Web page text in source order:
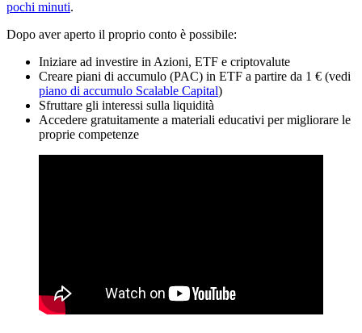
pochi minuti.
Dopo aver aperto il proprio conto è possibile:
Iniziare ad investire in Azioni, ETF e criptovalute
Creare piani di accumulo (PAC) in ETF a partire da 1 € (vedi
piano di accumulo Scalable Capital)
Sfruttare gli interessi sulla liquidità
Accedere gratuitamente a materiali educativi per migliorare le
proprie competenze